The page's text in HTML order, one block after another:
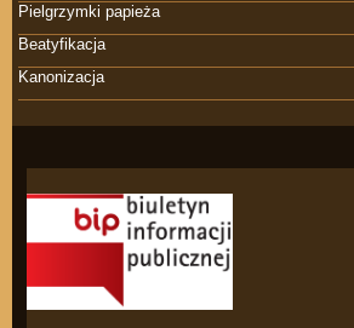
Pielgrzymki papieża
Beatyfikacja
Kanonizacja